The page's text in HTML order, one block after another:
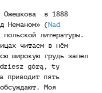
Ожешкова в 1888
Неманом» (Nad
литературы.
читаем в нём
широкую грудь запел
górą, ty
пять
Моя